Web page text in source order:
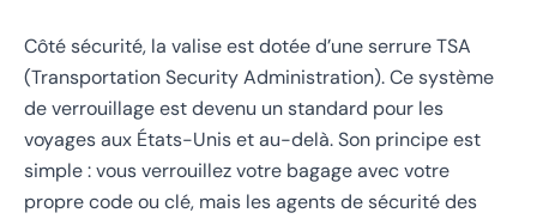
Côté sécurité, la valise est dotée d’une serrure TSA
(Transportation Security Administration). Ce système
de verrouillage est devenu un standard pour les
voyages aux États-Unis et au-delà. Son principe est
simple : vous verrouillez votre bagage avec votre
propre code ou clé, mais les agents de sécurité des